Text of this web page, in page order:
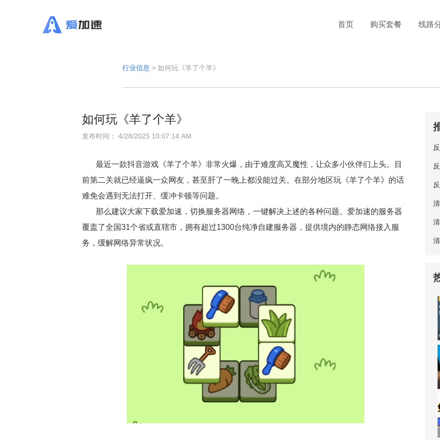
首页 购买套餐 线路
行业信息 > 如何玩《羊了个羊》
如何玩《羊了个羊》
发布时间： 4/28/2025 10:07:14 AM
最近一款抖音游戏《羊了个羊》非常火爆，由于难度高又魔性，让众多小伙伴们上头。目
前第二关就已经逼疯一众网友，甚至肝了一晚上都没能过关。在部分地区玩《羊了个羊》的话
难免会遇到无法打开、缓冲卡顿等问题。
那么建议大家下载爱加速，切换服务器网络，一键解决上述的各种问题。爱加速的服务器
覆盖了全国31个省或直辖市，拥有超过1300台纯净自建服务器，提供境内的静态网络接入服
务，缓解网络异常状况。